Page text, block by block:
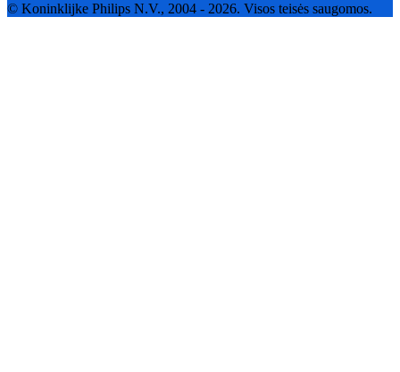
© Koninklijke Philips N.V., 2004 - 2026. Visos teisės saugomos.